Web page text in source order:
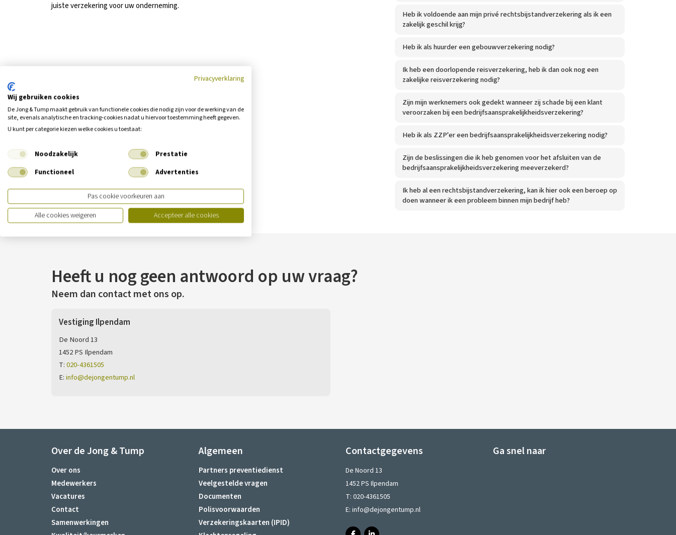
juiste verzekering voor uw onderneming.
Heb ik voldoende aan mijn privé rechtsbijstandverzekering als ik een
zakelijk geschil krijg?
Heb ik als huurder een gebouwverzekering nodig?
Ik heb een doorlopende reisverzekering, heb ik dan ook nog een
zakelijke reisverzekering nodig?
Zijn mijn werknemers ook gedekt wanneer zij schade bij een klant
veroorzaken bij een bedrijfsaansprakelijkheidsverzekering?
Heb ik als ZZP'er een bedrijfsaansprakelijkheidsverzekering nodig?
Zijn de beslissingen die ik heb genomen voor het afsluiten van de
bedrijfsaansprakelijkheidsverzekering meeverzekerd?
Ik heb al een rechtsbijstandverzekering, kan ik hier ook een beroep op
doen wanneer ik een probleem binnen mijn bedrijf heb?
Heeft u nog geen antwoord op uw vraag?
Neem dan contact met ons op.
Vestiging Ilpendam
De Noord 13
1452 PS Ilpendam
T:020-4361505
E:info@dejongentump.nl
Over de Jong & Tump
Over ons
Medewerkers
Vacatures
Contact
Samenwerkingen
Algemeen
Partners preventiedienst
Veelgestelde vragen
Documenten
Polisvoorwaarden
Verzekeringskaarten (IPID)
Contactgegevens
De Noord 13
1452 PS Ilpendam
T: 020-4361505
E: info@dejongentump.nl
Ga snel naar
Privacyverklaring
Wij gebruiken cookies
De Jong & Tump maakt gebruik van functionele cookies die nodig zijn voor de werking van de
site, evenals analytische en tracking‑cookies nadat u hiervoor toestemming heeft gegeven.
U kunt per categorie kiezen welke cookies u toestaat:
Noodzakelijk
Prestatie
Functioneel
Advertenties
Pas cookie voorkeuren aan
Alle cookies weigeren
Accepteer alle cookies